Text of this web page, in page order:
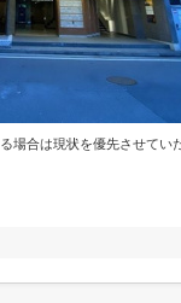
場合は現状を優先させてい